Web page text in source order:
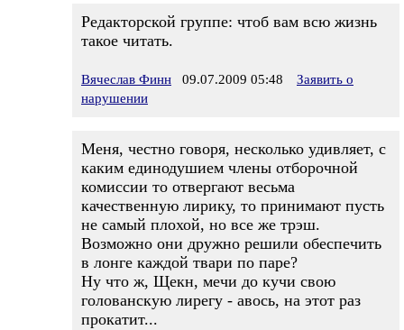
Редакторской группе: чтоб вам всю жизнь
такое читать.
Вячеслав Финн 09.07.2009 05:48
Заявить о
нарушении
Меня, честно говоря, несколько удивляет, с
каким единодушием члены отборочной
комиссии то отвергают весьма
качественную лирику, то принимают пусть
не самый плохой, но все же трэш.
Возможно они дружно решили обеспечить
в лонге каждой твари по паре?
Ну что ж, Щекн, мечи до кучи свою
голованскую лирегу - авось, на этот раз
прокатит...